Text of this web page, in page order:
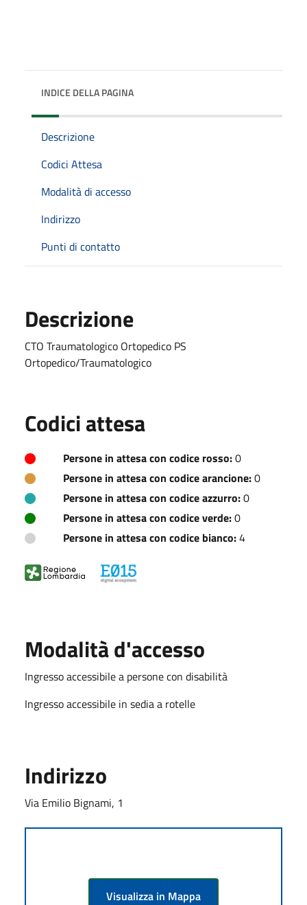
INDICE DELLA PAGINA
Descrizione
Codici Attesa
Modalità di accesso
Indirizzo
Punti di contatto
Descrizione
CTO Traumatologico Ortopedico PS
Ortopedico/Traumatologico
Codici attesa
Persone in attesa con codice rosso:0
Persone in attesa con codice arancione:0
Persone in attesa con codice azzurro:0
Persone in attesa con codice verde:0
Persone in attesa con codice bianco:4
Modalità d'accesso
Ingresso accessibile a persone con disabilità
Ingresso accessibile in sedia a rotelle
Indirizzo
Via Emilio Bignami, 1
Visualizza in Mappa